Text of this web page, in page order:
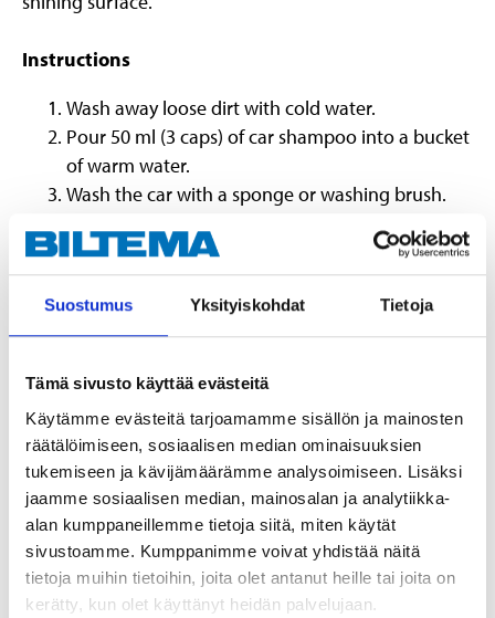
Suostumus Yksityiskohdat Tietoja
Tämä sivusto käyttää evästeitä
Käytämme evästeitä tarjoamamme sisällön ja mainosten
räätälöimiseen, sosiaalisen median ominaisuuksien
tukemiseen ja kävijämäärämme analysoimiseen. Lisäksi
jaamme sosiaalisen median, mainosalan ja analytiikka-
alan kumppaneillemme tietoja siitä, miten käytät
sivustoamme. Kumppanimme voivat yhdistää näitä
tietoja muihin tietoihin, joita olet antanut heille tai joita on
kerätty, kun olet käyttänyt heidän palvelujaan.
Instructions
Wash away loose dirt with cold water.
Pour 50 ml (3 caps) of car shampoo into a bucket
of warm water.
Wash the car with a sponge or washing brush.
chamois leather or microfibre cloth.
EUH208 Contains reaction mass of 5-chloro-2-methyl-2H-isothiazol-3-
one and 2-methyl-2H-isothiazol-3-one (3:1). May produce an allergic
reaction.
H318 Causes serious eye damage.
Technical specifications
Volume 2000 ml